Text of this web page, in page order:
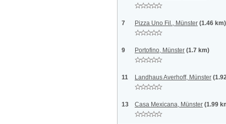
7 Pizza Uno Fil., Münster (1.46 km)
9 Portofino, Münster (1.7 km)
11 Landhaus Averhoff, Münster
13 Casa Mexicana, Münster (1.99